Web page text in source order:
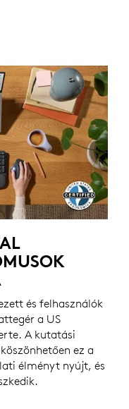
és felhasználók
a US
A kutatási
ez a
élményt nyújt, és